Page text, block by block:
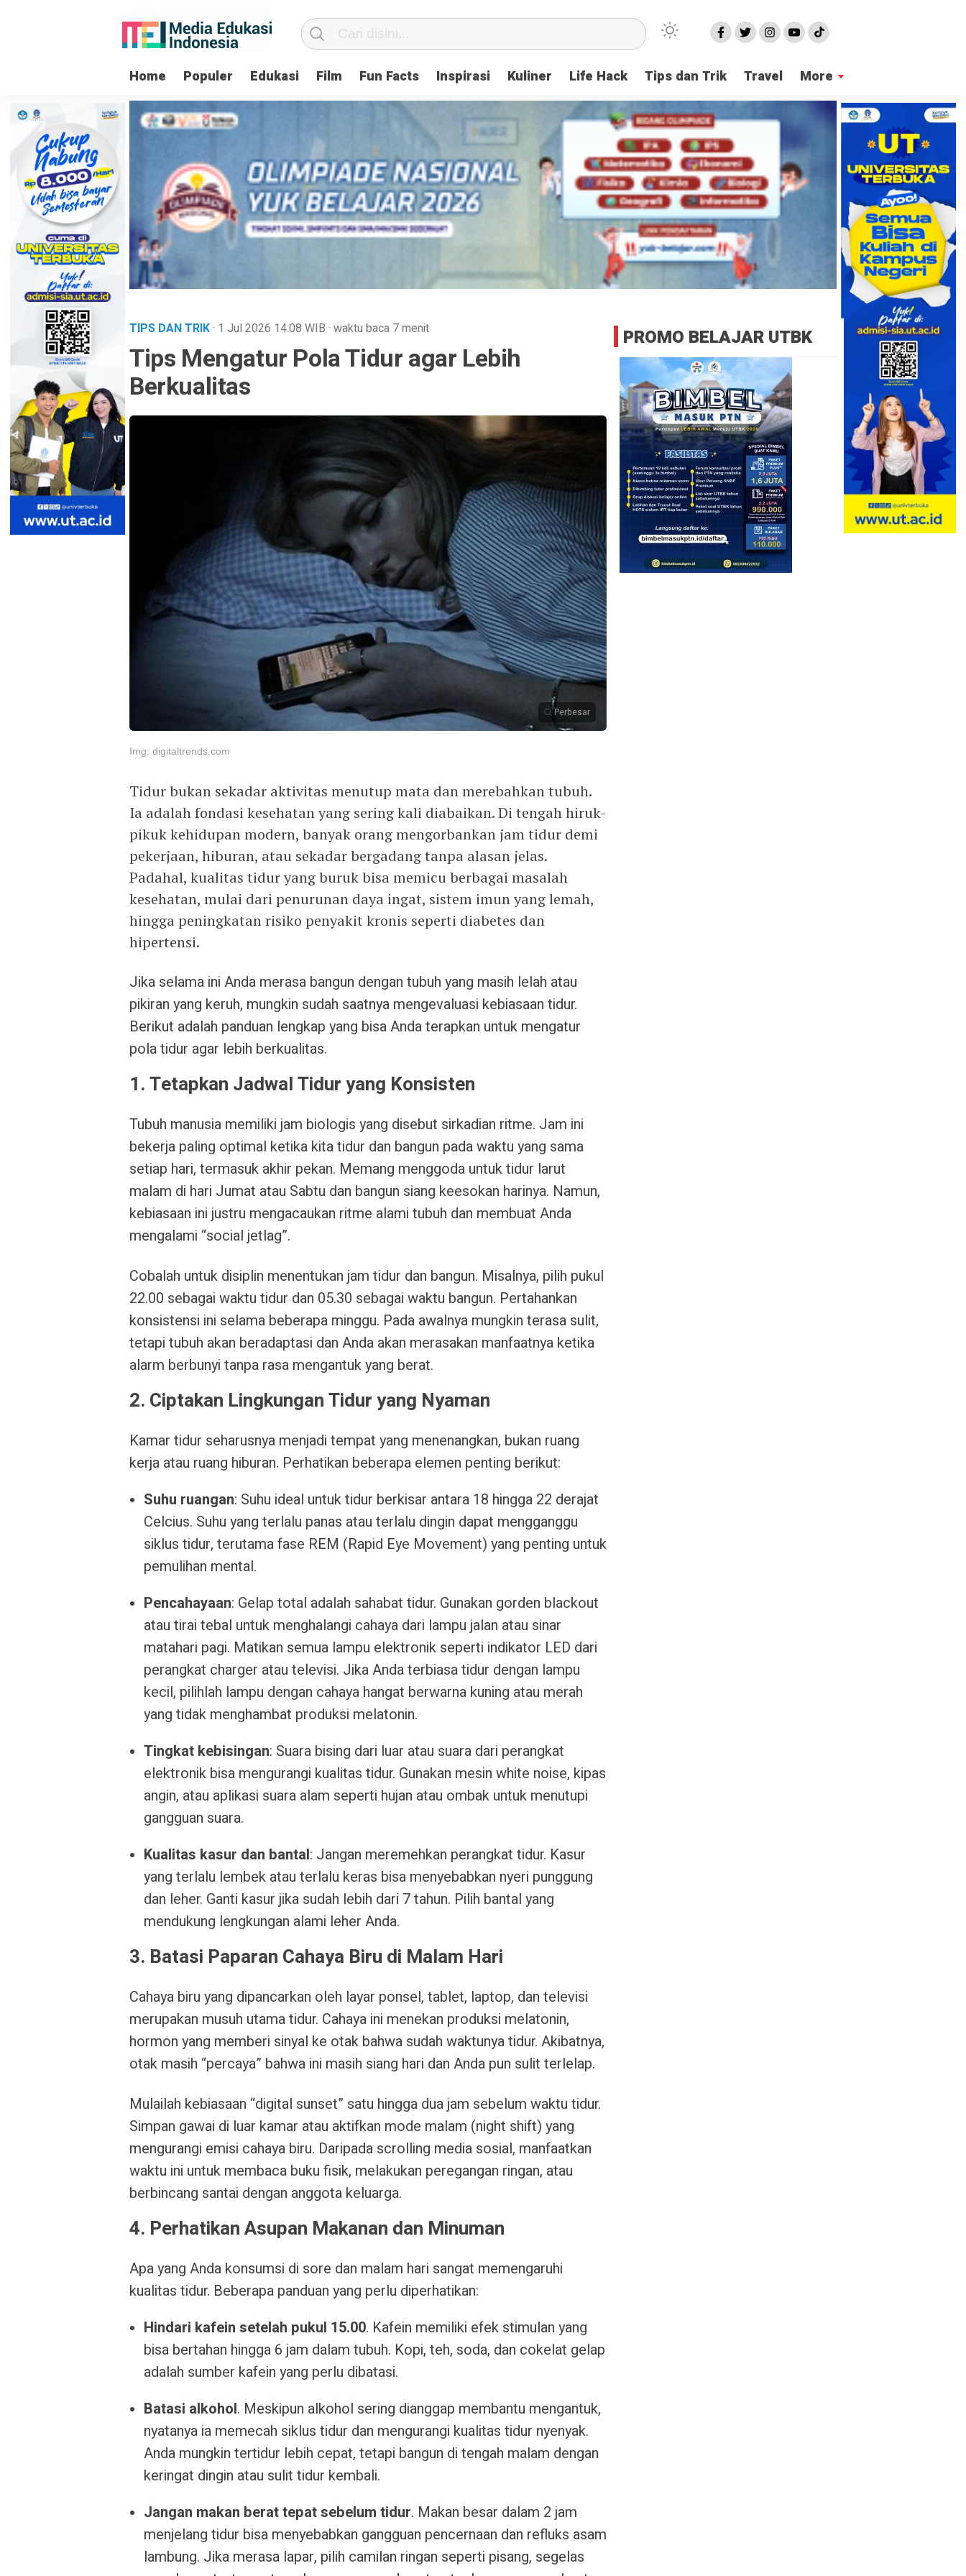
Home Populer Edukasi Film Fun Facts Inspirasi Kuliner Life Hack Tips dan Trik Travel More
TIPS DAN TRIK· 1 Jul 2026 14:08 WIB · waktu baca 7 menit
Tips Mengatur Pola Tidur agar Lebih
Berkualitas
Perbesar
Img: digitaltrends.com
Tidur bukan sekadar aktivitas menutup mata dan merebahkan tubuh.
Ia adalah fondasi kesehatan yang sering kali diabaikan. Di tengah hiruk-
pikuk kehidupan modern, banyak orang mengorbankan jam tidur demi
pekerjaan, hiburan, atau sekadar bergadang tanpa alasan jelas.
Padahal, kualitas tidur yang buruk bisa memicu berbagai masalah
kesehatan, mulai dari penurunan daya ingat, sistem imun yang lemah,
hingga peningkatan risiko penyakit kronis seperti diabetes dan
hipertensi.
Jika selama ini Anda merasa bangun dengan tubuh yang masih lelah atau
pikiran yang keruh, mungkin sudah saatnya mengevaluasi kebiasaan tidur.
Berikut adalah panduan lengkap yang bisa Anda terapkan untuk mengatur
pola tidur agar lebih berkualitas.
1. Tetapkan Jadwal Tidur yang Konsisten
Tubuh manusia memiliki jam biologis yang disebut sirkadian ritme. Jam ini
bekerja paling optimal ketika kita tidur dan bangun pada waktu yang sama
setiap hari, termasuk akhir pekan. Memang menggoda untuk tidur larut
malam di hari Jumat atau Sabtu dan bangun siang keesokan harinya. Namun,
kebiasaan ini justru mengacaukan ritme alami tubuh dan membuat Anda
mengalami “social jetlag”.
Cobalah untuk disiplin menentukan jam tidur dan bangun. Misalnya, pilih pukul
22.00 sebagai waktu tidur dan 05.30 sebagai waktu bangun. Pertahankan
konsistensi ini selama beberapa minggu. Pada awalnya mungkin terasa sulit,
tetapi tubuh akan beradaptasi dan Anda akan merasakan manfaatnya ketika
alarm berbunyi tanpa rasa mengantuk yang berat.
2. Ciptakan Lingkungan Tidur yang Nyaman
Kamar tidur seharusnya menjadi tempat yang menenangkan, bukan ruang
kerja atau ruang hiburan. Perhatikan beberapa elemen penting berikut:
Suhu ruangan: Suhu ideal untuk tidur berkisar antara 18 hingga 22 derajat
Celcius. Suhu yang terlalu panas atau terlalu dingin dapat mengganggu
siklus tidur, terutama fase REM (Rapid Eye Movement) yang penting untuk
pemulihan mental.
Pencahayaan: Gelap total adalah sahabat tidur. Gunakan gorden blackout
atau tirai tebal untuk menghalangi cahaya dari lampu jalan atau sinar
matahari pagi. Matikan semua lampu elektronik seperti indikator LED dari
perangkat charger atau televisi. Jika Anda terbiasa tidur dengan lampu
kecil, pilihlah lampu dengan cahaya hangat berwarna kuning atau merah
yang tidak menghambat produksi melatonin.
Tingkat kebisingan: Suara bising dari luar atau suara dari perangkat
elektronik bisa mengurangi kualitas tidur. Gunakan mesin white noise, kipas
angin, atau aplikasi suara alam seperti hujan atau ombak untuk menutupi
gangguan suara.
Kualitas kasur dan bantal: Jangan meremehkan perangkat tidur. Kasur
yang terlalu lembek atau terlalu keras bisa menyebabkan nyeri punggung
dan leher. Ganti kasur jika sudah lebih dari 7 tahun. Pilih bantal yang
mendukung lengkungan alami leher Anda.
3. Batasi Paparan Cahaya Biru di Malam Hari
Cahaya biru yang dipancarkan oleh layar ponsel, tablet, laptop, dan televisi
merupakan musuh utama tidur. Cahaya ini menekan produksi melatonin,
hormon yang memberi sinyal ke otak bahwa sudah waktunya tidur. Akibatnya,
otak masih “percaya” bahwa ini masih siang hari dan Anda pun sulit terlelap.
Mulailah kebiasaan “digital sunset” satu hingga dua jam sebelum waktu tidur.
Simpan gawai di luar kamar atau aktifkan mode malam (night shift) yang
mengurangi emisi cahaya biru. Daripada scrolling media sosial, manfaatkan
waktu ini untuk membaca buku fisik, melakukan peregangan ringan, atau
berbincang santai dengan anggota keluarga.
4. Perhatikan Asupan Makanan dan Minuman
Apa yang Anda konsumsi di sore dan malam hari sangat memengaruhi
kualitas tidur. Beberapa panduan yang perlu diperhatikan:
Hindari kafein setelah pukul 15.00. Kafein memiliki efek stimulan yang
bisa bertahan hingga 6 jam dalam tubuh. Kopi, teh, soda, dan cokelat gelap
adalah sumber kafein yang perlu dibatasi.
Batasi alkohol. Meskipun alkohol sering dianggap membantu mengantuk,
nyatanya ia memecah siklus tidur dan mengurangi kualitas tidur nyenyak.
Anda mungkin tertidur lebih cepat, tetapi bangun di tengah malam dengan
keringat dingin atau sulit tidur kembali.
Jangan makan berat tepat sebelum tidur. Makan besar dalam 2 jam
menjelang tidur bisa menyebabkan gangguan pencernaan dan refluks asam
lambung. Jika merasa lapar, pilih camilan ringan seperti pisang, segelas
PROMO BELAJAR UTBK